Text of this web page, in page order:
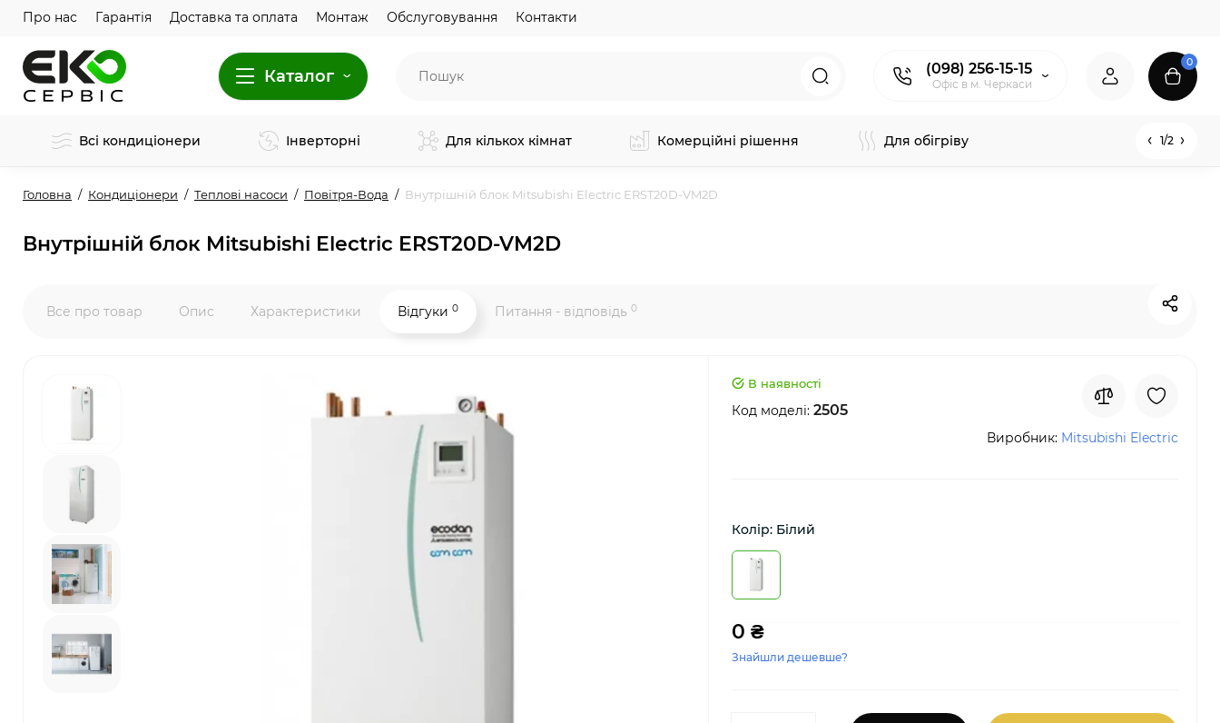
Про нас Гарантія Доставка та оплата Монтаж Обслуговування Контакти
Каталог (098) 256-15-15
Офіс в м. Черкаси
0
Всі кондиціонери Інверторні Для кількох кімнат Комерційні рішення Для обігріву 1/2
Головна Кондиціонери Теплові насоси Повітря-Вода Внутрішній блок Mitsubishi Electric ERST20D-VM2D
Внутрішній блок Mitsubishi Electric ERST20D-VM2D
Все про товар Опис Характеристики Відгуки 0 Питання - відповідь 0
В наявності
Код моделі: 2505
Виробник: Mitsubishi Electric
Колір: Білий
0 ₴
Знайшли дешевше?